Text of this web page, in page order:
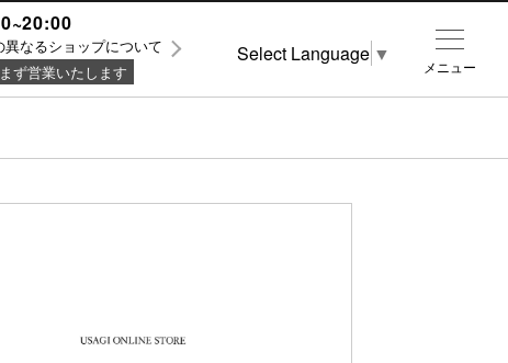
異なるショップについて
ず営業いたします
メニュー
Select Language ▼